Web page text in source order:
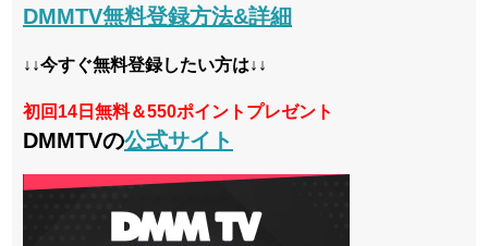
DMMTV無料登録方法&詳細
↓↓今すぐ無料登録したい方は↓↓
初回14日無料＆550ポイントプレゼント
DMMTVの公式サイト